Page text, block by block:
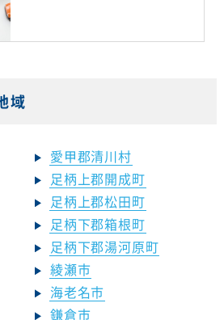
域
愛甲郡清川村
足柄上郡開成町
足柄上郡松田町
足柄下郡箱根町
足柄下郡湯河原町
綾瀬市
海老名市
鎌倉市